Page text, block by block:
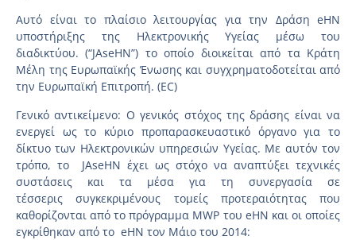
Αυτό είναι το πλαίσιο λειτουργίας για την Δράση eHN
υποστήριξης της Ηλεκτρονικής Υγείας μέσω του
διαδικτύου. (“JAseHN”) το οποίο διοικείται από τα Κράτη
Μέλη της Ευρωπαϊκής Ένωσης και συγχρηματοδοτείται από
την Ευρωπαϊκή Επιτροπή. (EC)
Γενικό αντικείμενο: Ο γενικός στόχος της δράσης είναι να
ενεργεί ως το κύριο προπαρασκευαστικό όργανο για το
δίκτυο των Ηλεκτρονικών υπηρεσιών Υγείας. Με αυτόν τον
τρόπο, το JAseHN έχει ως στόχο να αναπτύξει τεχνικές
συστάσεις και τα μέσα για τη συνεργασία σε
τέσσερις συγκεκριμένους τομείς προτεραιότητας που
καθορίζονται από το πρόγραμμα MWP του eHN και οι οποίες
εγκρίθηκαν από το eHN τον Μάιο του 2014: